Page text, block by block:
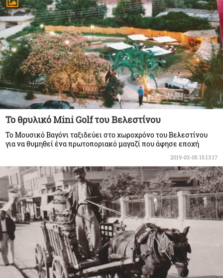
Το θρυλικό Mini Golf του Βελεστίνου
Το Μουσικό Βαγόνι ταξιδεύει στο χωροχρόνο του Βελεστίνου
για να θυμηθεί ένα πρωτοποριακό μαγαζί που άφησε εποχή
2019-03-05 15:13:17